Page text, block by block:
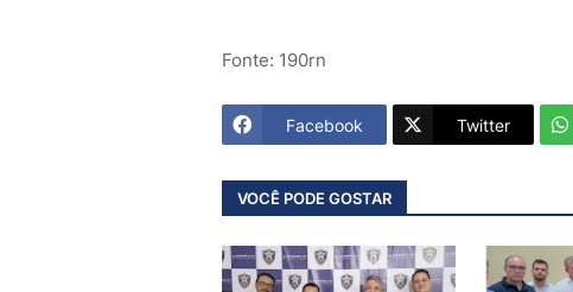
Fonte: 190rn
Facebook Twitter
VOCÊ PODE GOSTAR